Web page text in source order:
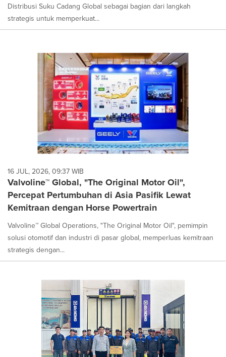
Distribusi Suku Cadang Global sebagai bagian dari langkah
strategis untuk memperkuat...
16 JUL, 2026, 09:37 WIB
Valvoline™ Global, "The Original Motor Oil",
Percepat Pertumbuhan di Asia Pasifik Lewat
Kemitraan dengan Horse Powertrain
Valvoline™ Global Operations, "The Original Motor Oil", pemimpin
solusi otomotif dan industri di pasar global, memperluas kemitraan
strategis dengan...